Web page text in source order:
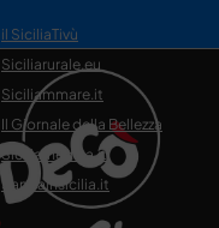
il SiciliaTivù
Siciliarurale.eu
Siciliammare.it
Il Giornale della Bellezza
Siciliamedica.it
Sanitainsicilia.it